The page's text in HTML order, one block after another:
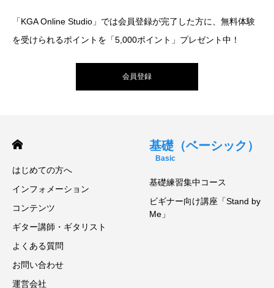
「KGA Online Studio」では会員登録が完了した方に、無料体験
を受けられるポイントを「5,000ポイント」プレゼント中！
会員登録
はじめての方へ
インフォメーション
コンテンツ
ギター講師・ギタリスト
よくある質問
お問い合わせ
運営会社
基礎（ベーシック）
Basic
基礎練習集中コース
ビギナー向け講座「Stand by
Me」